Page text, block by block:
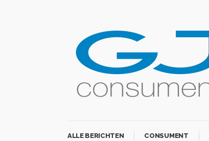
ALLE BERICHTEN CONSUMENT